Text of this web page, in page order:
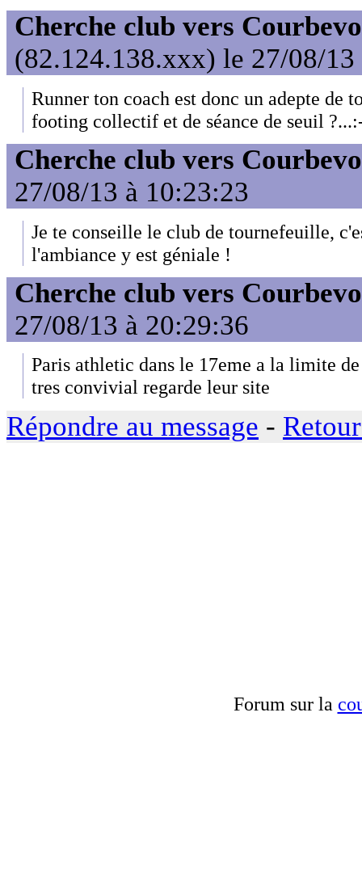
Cherche club vers
(82.124.138.xxx) le 27/08/13
Runner ton coach est donc un adepte de
footing collectif et de séance de seuil
Cherche club vers
27/08/13 à 10:23:23
Je te conseille le club de tournefeuille,
l'ambiance y est géniale !
Cherche club vers
27/08/13 à 20:29:36
Paris athletic dans le 17eme a la limite
tres convivial regarde leur site
Répondre au message -
Forum sur la